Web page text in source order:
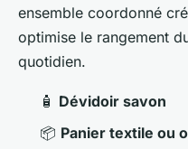
ensemble coordonné
optimise le rangement
quotidien.
🧴 Dévidoir savon
📦 Panier textile ou